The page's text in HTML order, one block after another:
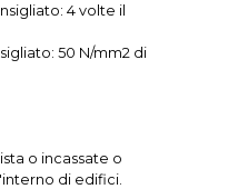
4 volte il
50 N/mm2 di
o incassate o
di edifici.